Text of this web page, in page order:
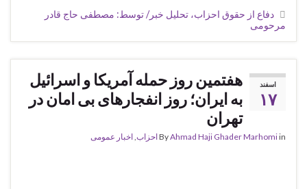
دفاع از حقوق احزاب، تحلیل خبر/ توسط: مصطفی حاج قادر
مرحومی
اسفند
۱۷
هفتمین روز حمله آمریکا و اسرائیل
به ایران؛ روز انفجارهای بی امان در
تهران
ByAhmad Haji Ghader Marhomiin احزاب اخبار عمومی